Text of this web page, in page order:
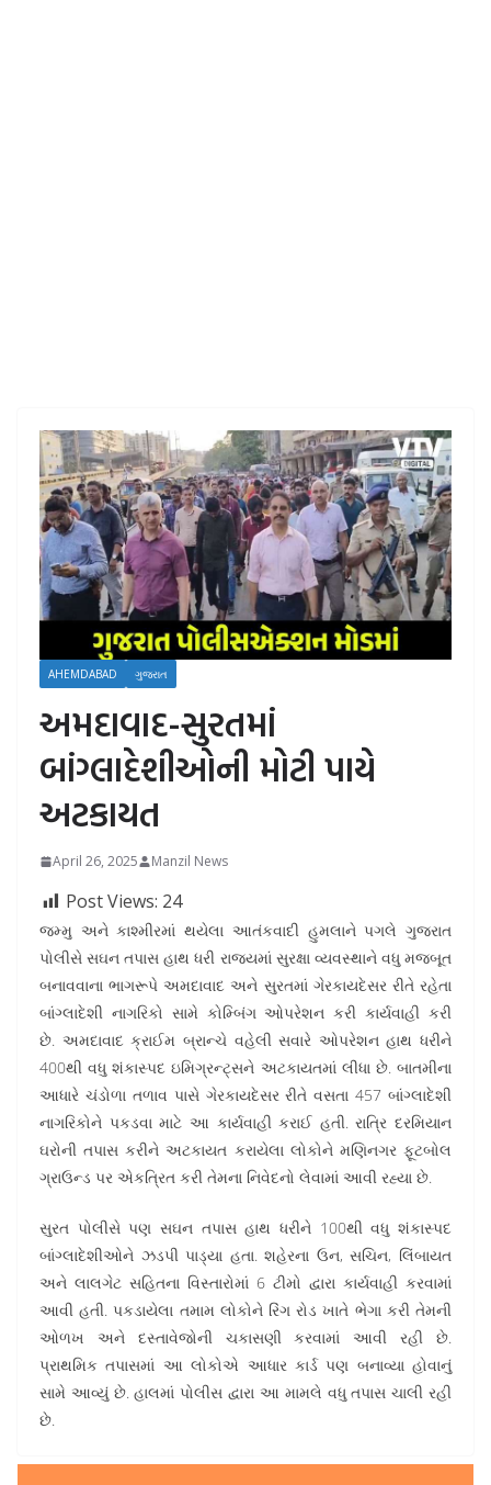
AHEMDABAD ગુજરાત
અમદાવાદ-સુરતમાં
બાંગ્લાદેશીઓની મોટી પાયે
અટકાયત
April 26, 2025 Manzil News
Post Views: 24
જમ્મુ અને કાશ્મીરમાં થયેલા આતંકવાદી હુમલાને પગલે ગુજરાત
પોલીસે સઘન તપાસ હાથ ધરી રાજ્યમાં સુરક્ષા વ્યવસ્થાને વધુ મજબૂત
બનાવવાના ભાગરૂપે અમદાવાદ અને સુરતમાં ગેરકાયદેસર રીતે રહેતા
બાંગ્લાદેશી નાગરિકો સામે કોમ્બિંગ ઓપરેશન કરી કાર્યવાહી કરી
છે. અમદાવાદ ક્રાઈમ બ્રાન્ચે વહેલી સવારે ઓપરેશન હાથ ધરીને
400થી વધુ શંકાસ્પદ ઇમિગ્રન્ટ્સને અટકાયતમાં લીધા છે. બાતમીના
આધારે ચંડોળા તળાવ પાસે ગેરકાયદેસર રીતે વસતા 457 બાંગ્લાદેશી
નાગરિકોને પકડવા માટે આ કાર્યવાહી કરાઈ હતી. રાત્રિ દરમિયાન
ઘરોની તપાસ કરીને અટકાયત કરાયેલા લોકોને મણિનગર ફૂટબોલ
ગ્રાઉન્ડ પર એકત્રિત કરી તેમના નિવેદનો લેવામાં આવી રહ્યા છે.
સુરત પોલીસે પણ સઘન તપાસ હાથ ધરીને 100થી વધુ શંકાસ્પદ
બાંગ્લાદેશીઓને ઝડપી પાડ્યા હતા. શહેરના ઉન, સચિન, લિંબાયત
અને લાલગેટ સહિતના વિસ્તારોમાં 6 ટીમો દ્વારા કાર્યવાહી કરવામાં
આવી હતી. પકડાયેલા તમામ લોકોને રિંગ રોડ ખાતે ભેગા કરી તેમની
ઓળખ અને દસ્તાવેજોની ચકાસણી કરવામાં આવી રહી છે.
પ્રાથમિક તપાસમાં આ લોકોએ આધાર કાર્ડ પણ બનાવ્યા હોવાનું
સામે આવ્યું છે. હાલમાં પોલીસ દ્વારા આ મામલે વધુ તપાસ ચાલી રહી
છે.